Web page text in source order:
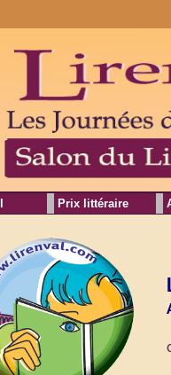
Prix littéraire